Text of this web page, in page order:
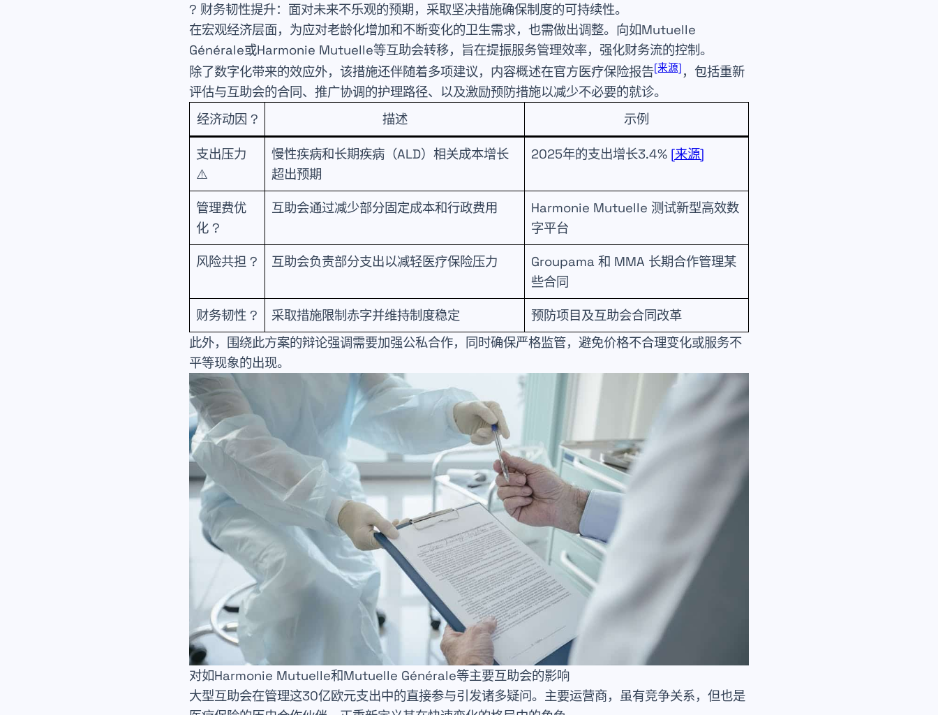
? 财务韧性提升：面对未来不乐观的预期，采取坚决措施确保制度的可持续性。
在宏观经济层面，为应对老龄化增加和不断变化的卫生需求，也需做出调整。向如Mutuelle
Générale或Harmonie Mutuelle等互助会转移，旨在提振服务管理效率，强化财务流的控制。
除了数字化带来的效应外，该措施还伴随着多项建议，内容概述在官方医疗保险报告[来源] ，包括重新
评估与互助会的合同、推广协调的护理路径、以及激励预防措施以减少不必要的就诊。
经济动因 ?
描述 示例
支出压力
⚠️
慢性疾病和长期疾病（ALD）相关成本增长
超出预期
2025年的支出增长3.4% [来源]
管理费优
化 ?
互助会通过减少部分固定成本和行政费用
Harmonie Mutuelle 测试新型高效数
字平台
风险共担 ? 互助会负责部分支出以减轻医疗保险压力
Groupama 和 MMA 长期合作管理某
些合同
财务韧性 ? 采取措施限制赤字并维持制度稳定
预防项目及互助会合同改革
此外，围绕此方案的辩论强调需要加强公私合作，同时确保严格监管，避免价格不合理变化或服务不
平等现象的出现。
对如Harmonie Mutuelle和Mutuelle Générale等主要互助会的影响
大型互助会在管理这30亿欧元支出中的直接参与引发诸多疑问。主要运营商，虽有竞争关系，但也是